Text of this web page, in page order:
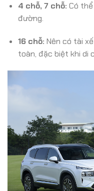
4 chỗ, 7 chỗ: Có
đường.
16 chỗ: Nên có tài
toàn, đặc biệt khi di